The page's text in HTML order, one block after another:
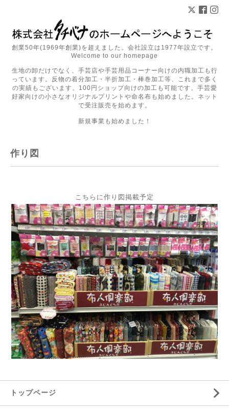
創業50年(1969年創業)を超えました。会社設立は1977年設立です。
Welcome to our homepage
生地の卸だけでなく、手芸店や手芸用品コーナー向けの内職加工も行
っています。反物の着分加工・半折加工・棒巻加工等、これまで多く
の実績もございます。100円ショップ向けの加工も可能です。手芸愛
好家向けの小さなオリジナルプリントや命名布も始めました。ネット
で受注販売を始めます。
新規事業も始めました！
作り図
こちらに作り図掲載予定
トップページ